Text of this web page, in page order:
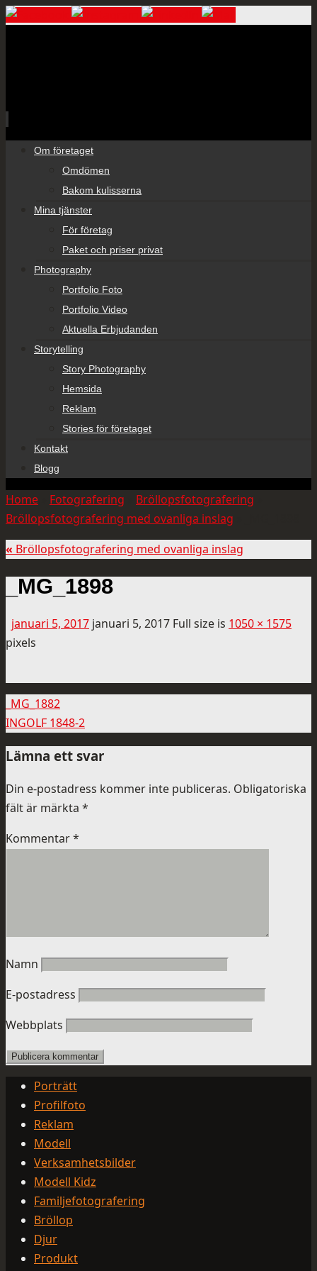
Om företaget
Omdömen
Bakom kulisserna
Mina tjänster
För företag
Paket och priser privat
Photography
Portfolio Foto
Portfolio Video
Aktuella Erbjudanden
Storytelling
Story Photography
Hemsida
Reklam
Stories för företaget
Kontakt
Blogg
Home Fotografering Bröllopsfotografering
Bröllopsfotografering med ovanliga inslag
« Bröllopsfotografering med ovanliga inslag
_MG_1898
januari 5, 2017 januari 5, 2017 Full size is 1050 × 1575
pixels
_MG_1882
INGOLF 1848-2
Lämna ett svar
Din e-postadress kommer inte publiceras. Obligatoriska
fält är märkta *
Kommentar*
Namn
E-postadress
Webbplats
Porträtt
Profilfoto
Reklam
Modell
Verksamhetsbilder
Modell Kidz
Familjefotografering
Bröllop
Djur
Produkt